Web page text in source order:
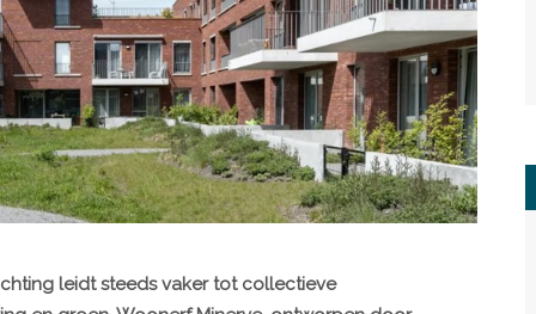
leidt steeds vaker tot collectieve